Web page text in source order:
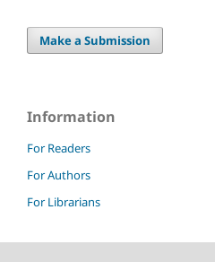
Make a Submission
Information
For Readers
For Authors
For Librarians